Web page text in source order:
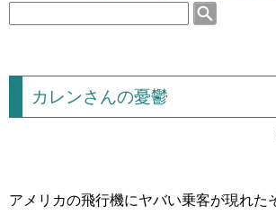
カレンさんの憂鬱
アメリカの飛行機にヤバい乗客が現れた